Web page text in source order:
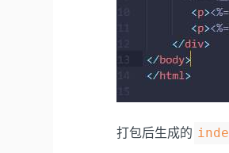
打包后生成的